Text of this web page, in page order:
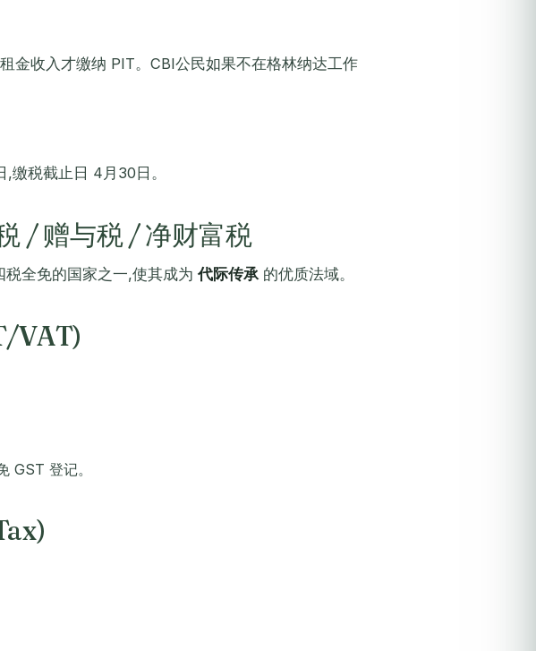
金收入才缴纳 PIT。CBI公民如果不在格林纳达工作
缴税截止日 4月30日。
/ 赠与税 / 净财富税
全免的国家之一,使其成为 代际传承的优质法域。
VAT)
GST 登记。